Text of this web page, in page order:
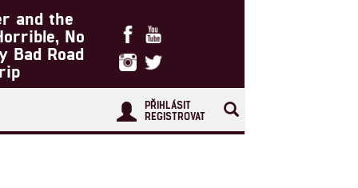
and the
No
Bad Road
PŘIHLÁSIT
REGISTROVAT